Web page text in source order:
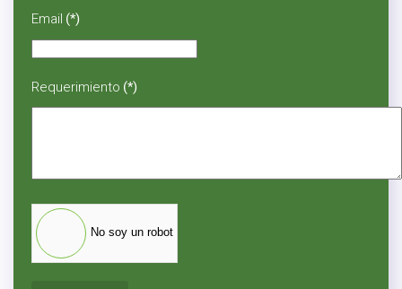
+1
Email (*)
Requerimiento (*)
No soy un robot